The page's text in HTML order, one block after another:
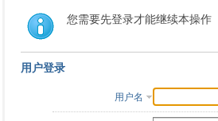
您需要先登录才能继续本操作
用户登录
用户名